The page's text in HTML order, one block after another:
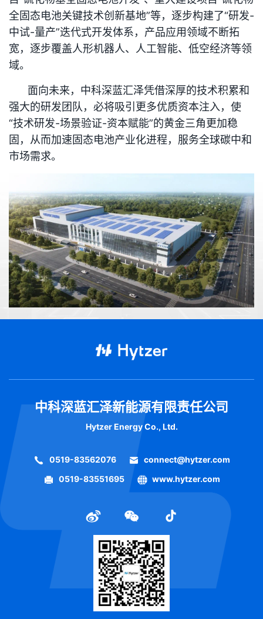
全固态电池关键技术创新基地”等，逐步构建了“研发-
中试-量产”迭代式开发体系，产品应用领域不断拓
宽，逐步覆盖人形机器人、人工智能、低空经济等领
域。
面向未来，中科深蓝汇泽凭借深厚的技术积累和
强大的研发团队，必将吸引更多优质资本注入，使
“技术研发-场景验证-资本赋能”的黄金三角更加稳
固，从而加速固态电池产业化进程，服务全球碳中和
市场需求。
中科深蓝汇泽新能源有限责任公司
Hytzer Energy Co., Ltd.
0519-83562076
connect@hytzer.com
0519-83551695
www.hytzer.com